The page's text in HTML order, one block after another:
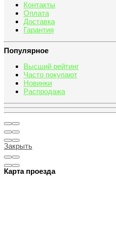
Контакты
Оплата
Доставка
Гарантия
Популярное
Высший рейтинг
Часто покупают
Новинки
Распродажа
Закрыть
Карта проезда